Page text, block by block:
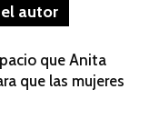
autor
que Anita
que las mujeres